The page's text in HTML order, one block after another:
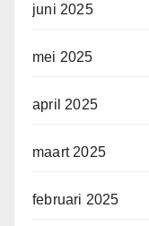
juni 2025
mei 2025
april 2025
maart 2025
februari 2025